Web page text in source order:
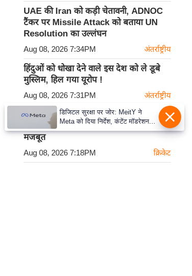
UAE की Iran को कड़ी चेतावनी, ADNOC
टैंकर पर Missile Attack को बताया UN
Resolution का उल्लंघन
Aug 08, 2026 7:34PM अंतर्राष्ट्रीय
हिंदुओं को धोखा देने वाले इस देश को ले डूबे
मुस्लिम, हिल गया यूरोप !
Aug 08, 2026 7:31PM अंतर्राष्ट्रीय
Devdutt Padikkal का Sri Lanka में
शतक, Team India के लिए No. 3 का दावा
मजबूत
Aug 08, 2026 7:18PM क्रिकेट
डिजिटल सुरक्षा पर जोर: MeitY ने
Meta को दिया निर्देश, कंटेंट मॉडरेशन
मजबूत करे